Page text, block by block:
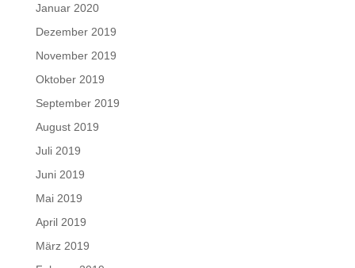
Januar 2020
Dezember 2019
November 2019
Oktober 2019
September 2019
August 2019
Juli 2019
Juni 2019
Mai 2019
April 2019
März 2019